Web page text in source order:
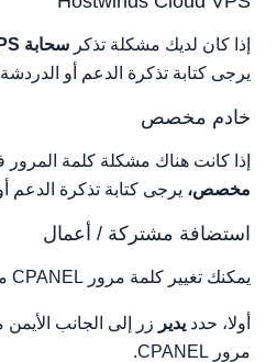
إذا كان لديك مشكلة تذكر سحابة SSD VPS.
يرجى كتابة تذكرة الدعم أو الدردشة
خادم مخصص
إذا كانت هناك مشكلة كلمة
مخصص، يرجى كتابة تذكرة الدعم
استضافة مشتركة / أعمال
يمكنك تغيير كلمة مرور CPANEL من منطقة العميل لخدمتك.
أولا، حدد يدير زر إلى الجانب
مرور CPANEL.